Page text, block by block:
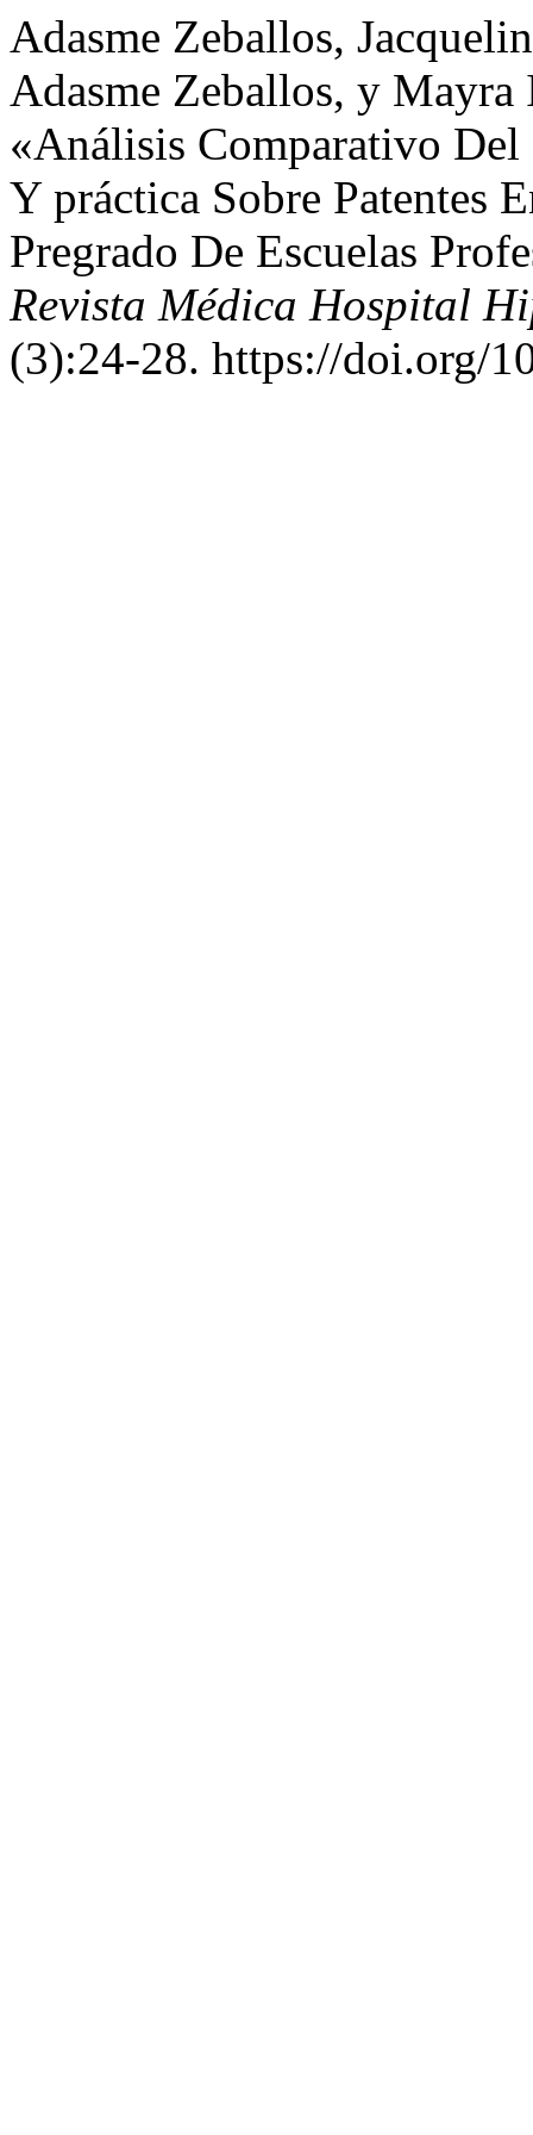
Adasme Zeballos,
Adasme Zeballos, y Mayra
«Análisis Comparativo
Y práctica Sobre Patentes
Pregrado De Escuelas
Revista Médica Hospital
(3):24-28. https://doi.org/